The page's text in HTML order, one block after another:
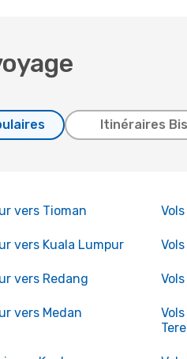
Itinéraires Bis
vers Tioman
vers Kuala Lumpur
vers Redang
vers Medan